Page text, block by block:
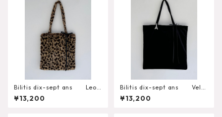
Bilitis dix-sept ans Leop
ard Fur Tote A
¥13,200
Bilitis dix-sept ans Velv
et Big Tote
¥13,200